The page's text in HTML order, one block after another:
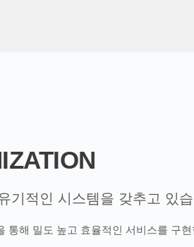
기적인 시스템을 갖추고 있
통해 밀도 높고 효율적인 서비스를 구현